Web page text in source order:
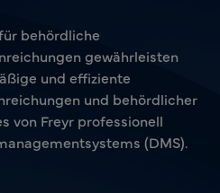
behördliche
gewährleisten
und effiziente
und behördlicher
von Freyr professionell
(DMS).